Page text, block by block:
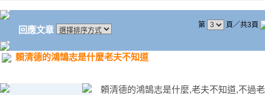
回應文章 第 頁／共3頁
頼清德的鴻鵠志是什麼老夫不知道
頼清德的鴻鵠志是什麼,老夫不知道,不過